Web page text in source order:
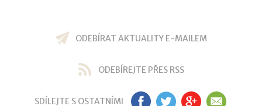
ODEBÍRAT AKTUALITY E-MAILEM
ODEBÍREJTE PŘES RSS
SDÍLEJTE S OSTATNÍMI FB TW GP EM